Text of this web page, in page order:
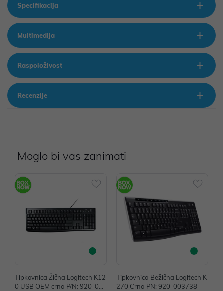
Specifikacija
Multimedija
Raspoloživost
Recenzije
Moglo bi vas zanimati
Tipkovnica Žična Logitech K12
0 USB OEM crna P/N: 920-002
Tipkovnica Bežična Logitech K
270 Crna PN: 920-003738